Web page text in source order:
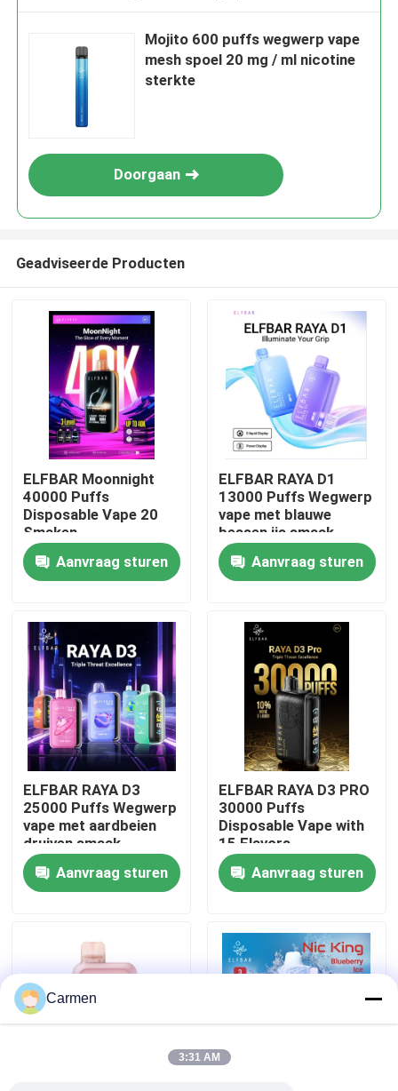
Thuis
Producten
Videos
Over ons
Fabrieksreis
Kwaliteitscontrole
Vraag een offerte aan
Vozol damp
Mojito 600 puffs wegwerp vape
mesh spoel 20 mg / ml nicotine
sterkte
Doorgaan
Geadviseerde Producten
ELFBAR Moonnight
40000 Puffs
Disposable Vape 20
Smaken
Aanvraag sturen
ELFBAR RAYA D1
13000 Puffs Wegwerp
vape met blauwe
bessen ijs smaak
Aanvraag sturen
ELFBAR RAYA D3
25000 Puffs Wegwerp
vape met aardbeien
druiven smaak
Aanvraag sturen
ELFBAR RAYA D3 PRO
30000 Puffs
Disposable Vape with
15 Flavors
Aanvraag sturen
Carmen
3:31 AM